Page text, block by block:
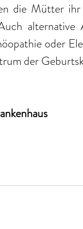
die Mütter
alternative
oder
der